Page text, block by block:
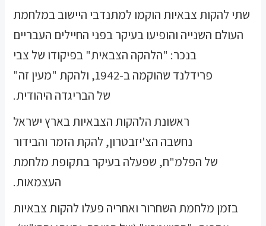
שתי להקות צבאיות הוקמו למתנדבי היישוב במלחמת
העולם השנייה והופיעו בעיקר בפני החיילים העבריים
בנכר: "הלהקה הצבאית" בפיקודו של צבי
פרידלנד שהוקמה ב-1942, ולהקת "מעין זה"
של הבריגדה היהודית.
ראשונת הלהקות הצבאיות בארץ ישראל
נחשבה הצ'יזבטרון, להקת הזמר והבידור
של הפלמ"ח, שפעלה בעיקר בתקופת מלחמת
העצמאות.
בזמן מלחמת השחרור ואחריה פעלו להקות צבאיות